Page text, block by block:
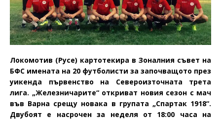
Локомотив (Русе) картотекира в Зоналния съвет на
БФС имената на 20 футболисти за започващото през
уикенда първенство на Североизточната трета
лига. „Железничарите“ откриват новия сезон с мач
във Варна срещу новака в групата „Спартак 1918“.
Двубоят е насрочен за неделя от 18:00 часа на